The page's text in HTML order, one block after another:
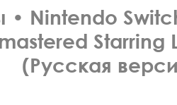
• Nintendo
Starring
(Русская